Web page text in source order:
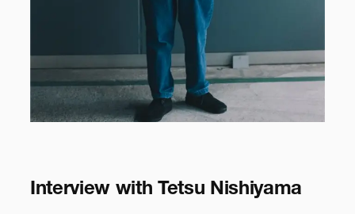
Interview with Tetsu Nishiyama